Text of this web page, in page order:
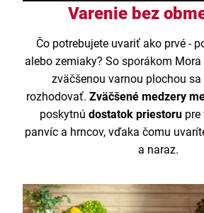
Varenie bez
Čo potrebujete uvariť ako prvé -
alebo zemiaky? So sporákom Mora
zväčšenou varnou plochou
rozhodovať. Zväčšené medzery
poskytnúdostatok priestoru
panvíc a hrncov, vďaka čomu
a naraz.